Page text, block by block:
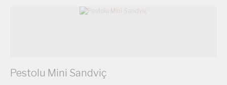
Pestolu Mini Sandviç